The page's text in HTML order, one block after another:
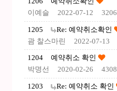
이예슬
2022-07-12 3206
1205
Re: 예약취소확인
괌 찰스마린
2022-07-13
1204
예약취소 확인
박명선
2020-02-26 4308
1203
Re: 예약취소 확인